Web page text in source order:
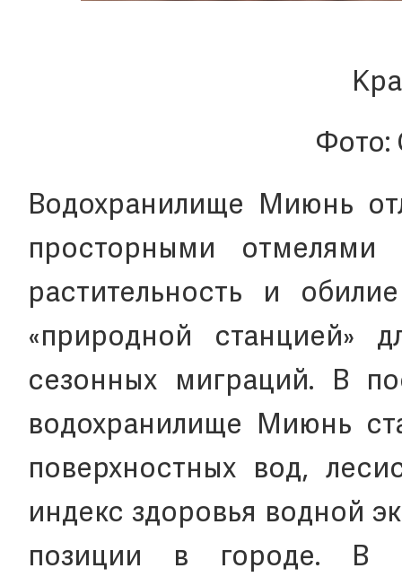
Фото:
Водохранилище Миюнь
просторными отмелями
растительность и
«природной станцией»
сезонных миграций. В
водохранилище Миюнь
поверхностных вод,
индекс здоровья водной
позиции в городе. В